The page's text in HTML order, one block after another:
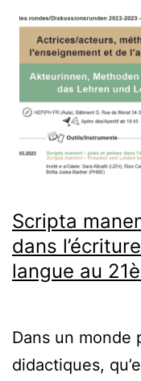
Scripta
dans
langue au
Dans un monde
didactiques,